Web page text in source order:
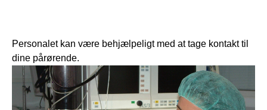
Personalet kan være behjælpeligt med at tage kontakt til
dine pårørende.